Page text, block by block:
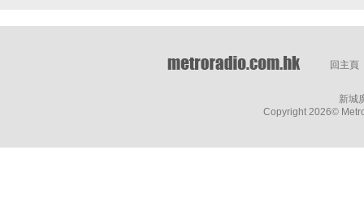
回主頁
新城
Copyright 2026©